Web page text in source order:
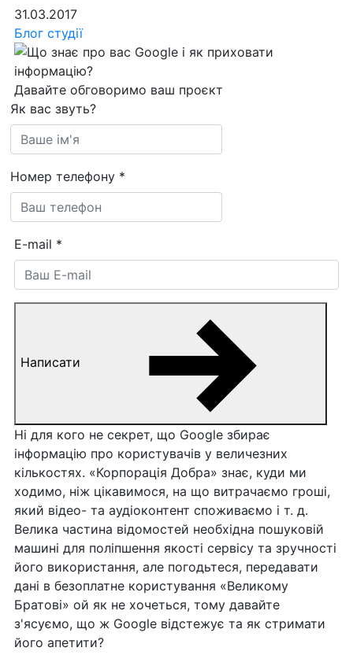
31.03.2017
Блог студії
Давайте обговоримо ваш проєкт
Як вас звуть?
Номер телефону *
E-mail *
Написати
Ні для кого не секрет, що Google збирає
інформацію про користувачів у величезних
кількостях. «Корпорація Добра» знає, куди ми
ходимо, ніж цікавимося, на що витрачаємо гроші,
який відео- та аудіоконтент споживаємо і т. д.
Велика частина відомостей необхідна пошуковій
машині для поліпшення якості сервісу та зручності
його використання, але погодьтеся, передавати
дані в безоплатне користування «Великому
Братові» ой як не хочеться, тому давайте
з'ясуємо, що ж Google відстежує та як стримати
його апетити?